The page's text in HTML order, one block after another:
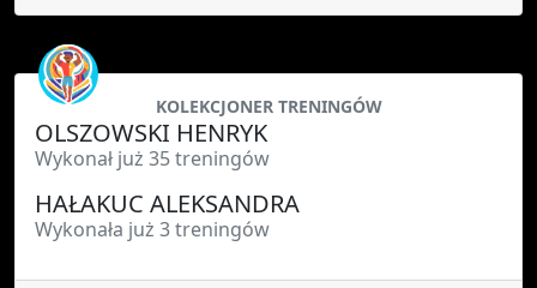
KOLEKCJONER TRENINGÓW
OLSZOWSKI HENRYK
Wykonał już 35 treningów
HAŁAKUC ALEKSANDRA
Wykonała już 3 treningów